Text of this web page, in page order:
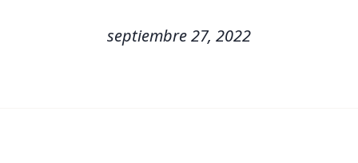
septiembre 27, 2022